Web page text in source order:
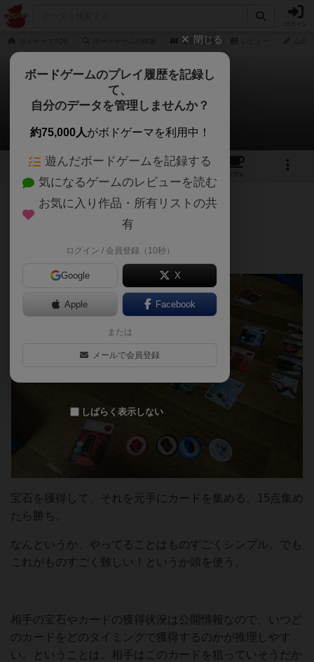
宝石の煌き
宝石の煌き
山田さんのレビュー
69 25 161
カフェ
647名 2名 0 6年以上前
ドラフト×洗面器ゲーム。
宝石を獲得して、それを元手にカードを集める。15点集め
たら勝ち。
なんというか、やってることはものすごくシンプル。でも
これがものすごく難しい！というか頭を使う。
相手の宝石やカードの獲得状況は公開情報なので、いつど
のカードをどのタイミングで獲得するのかが推理しやす
い。ということは、相手はこのカードを狙っていそうだか
閉じる
ボードゲームのプレイ履歴を記録し
て、
自分のデータを管理しませんか？
約75,000人がボドゲーマを利用中！
遊んだボードゲームを記録する
気になるゲームのレビューを読む
お気に入り作品・所有リストの共
有
ログイン / 会員登録（10秒）
Google X
Apple Facebook
または
メールで会員登録
しばらく表示しない